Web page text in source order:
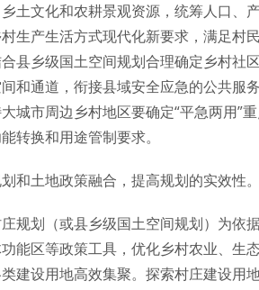
土文化和农耕景观资源，统筹人口、
生产生活方式现代化新要求，满足村
县乡级国土空间规划合理确定乡村社
和通道，衔接县域安全应急的公共服
城市周边乡村地区要确定“平急两用”
转换和用途管制要求。
和土地政策融合，提高规划的实效性。
规划（或县乡级国土空间规划）为依
能区等政策工具，优化乡村农业、生
建设用地高效集聚。探索村庄建设用